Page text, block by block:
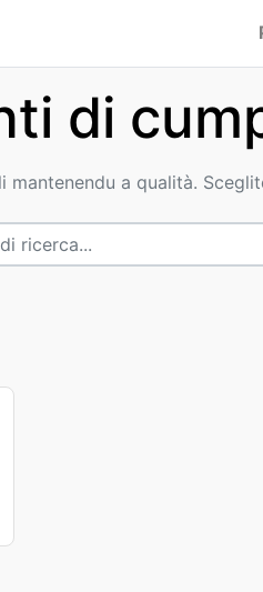
di
mantenendu a qualità.